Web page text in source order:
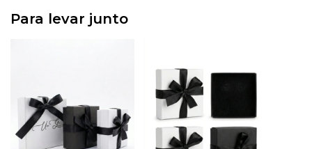
Para levar junto